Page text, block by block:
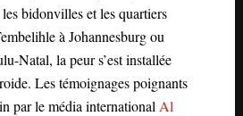
bidonvilles et les quartiers
à Johannesburg ou
Natal, la peur s’est installée
Les témoignages poignants
par le média international Al